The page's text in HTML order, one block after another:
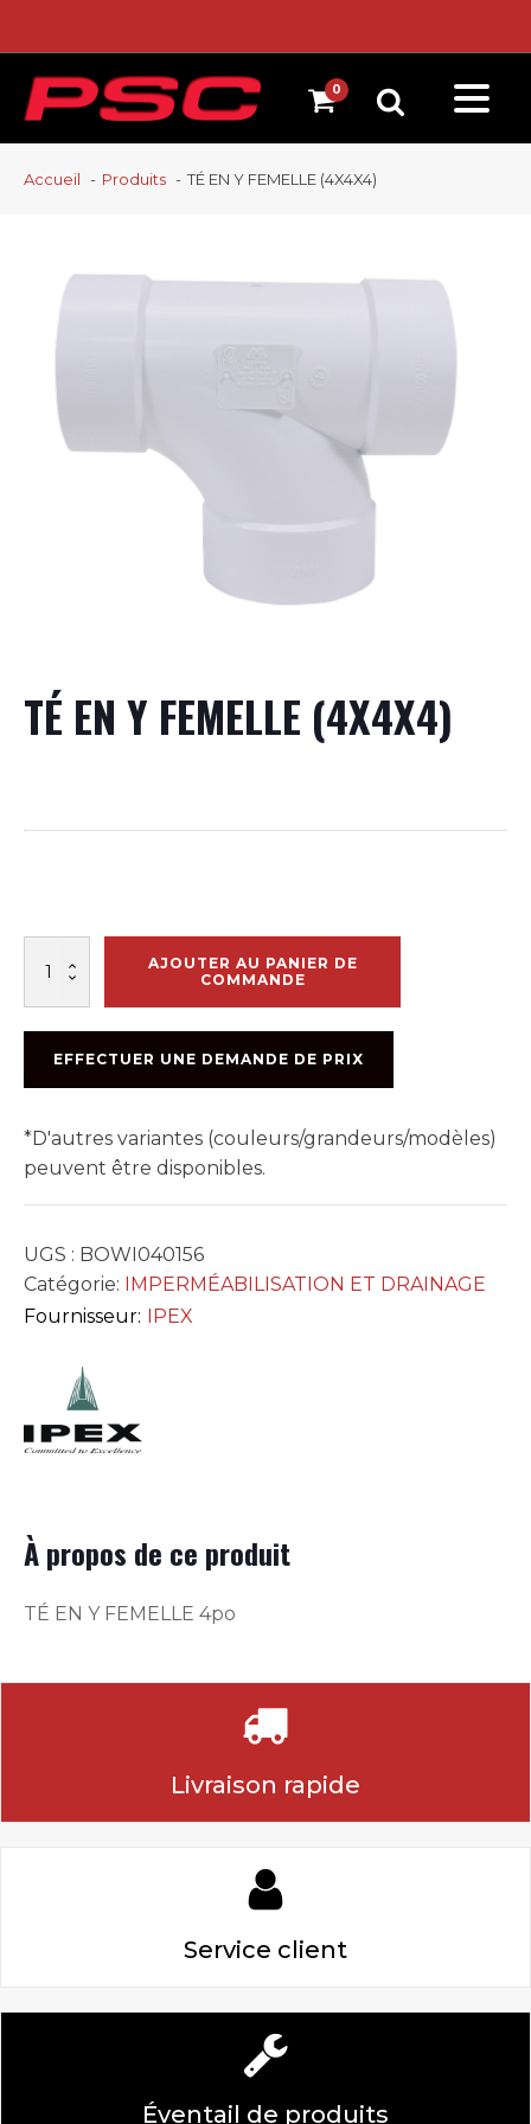
Accueil Produits TÉ EN Y FEMELLE (4X4X4)
TÉ EN Y FEMELLE (4X4X4)
FEMELLE
(4X4X4)
AJOUTER AU PANIER DE
COMMANDE
EFFECTUER UNE DEMANDE DE PRIX
*D'autres variantes (couleurs/grandeurs/modèles)
peuvent être disponibles.
UGS : BOWI040156
Catégorie: IMPERMÉABILISATION ET DRAINAGE
Fournisseur: IPEX
À propos de ce produit
TÉ EN Y FEMELLE 4po
Livraison rapide
Service client
Éventail de produits